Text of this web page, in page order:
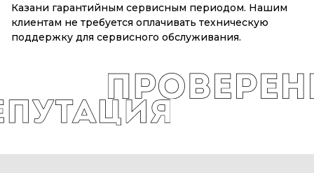
Казани гарантийным сервисным периодом. Нашим
клиентам не требуется оплачивать техническую
поддержку для сервисного обслуживания.